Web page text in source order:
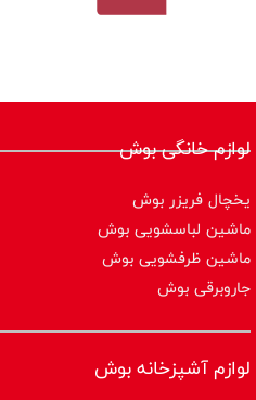
لوازم خانگی بوش
یخچال فریزر بوش
ماشین لباسشویی بوش
ماشین ظرفشویی بوش
جاروبرقی بوش
لوازم آشپزخانه بوش